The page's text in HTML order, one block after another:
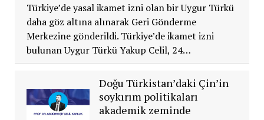
Türkiye’de yasal ikamet izni olan bir Uygur Türkü
daha göz altına alınarak Geri Gönderme
Merkezine gönderildi. Türkiye’de ikamet izni
bulunan Uygur Türkü Yakup Celil, 24…
Doğu Türkistan’daki Çin’in
soykırım politikaları
akademik zeminde